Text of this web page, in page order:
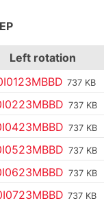
Left rotation
737 KB
737 KB
737 KB
737 KB
737 KB
737 KB